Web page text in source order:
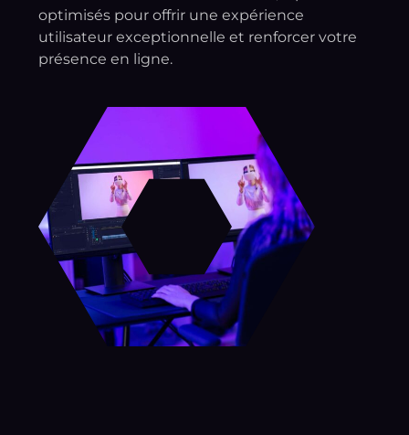
optimisés pour offrir une expérience
utilisateur exceptionnelle et renforcer votre
présence en ligne.